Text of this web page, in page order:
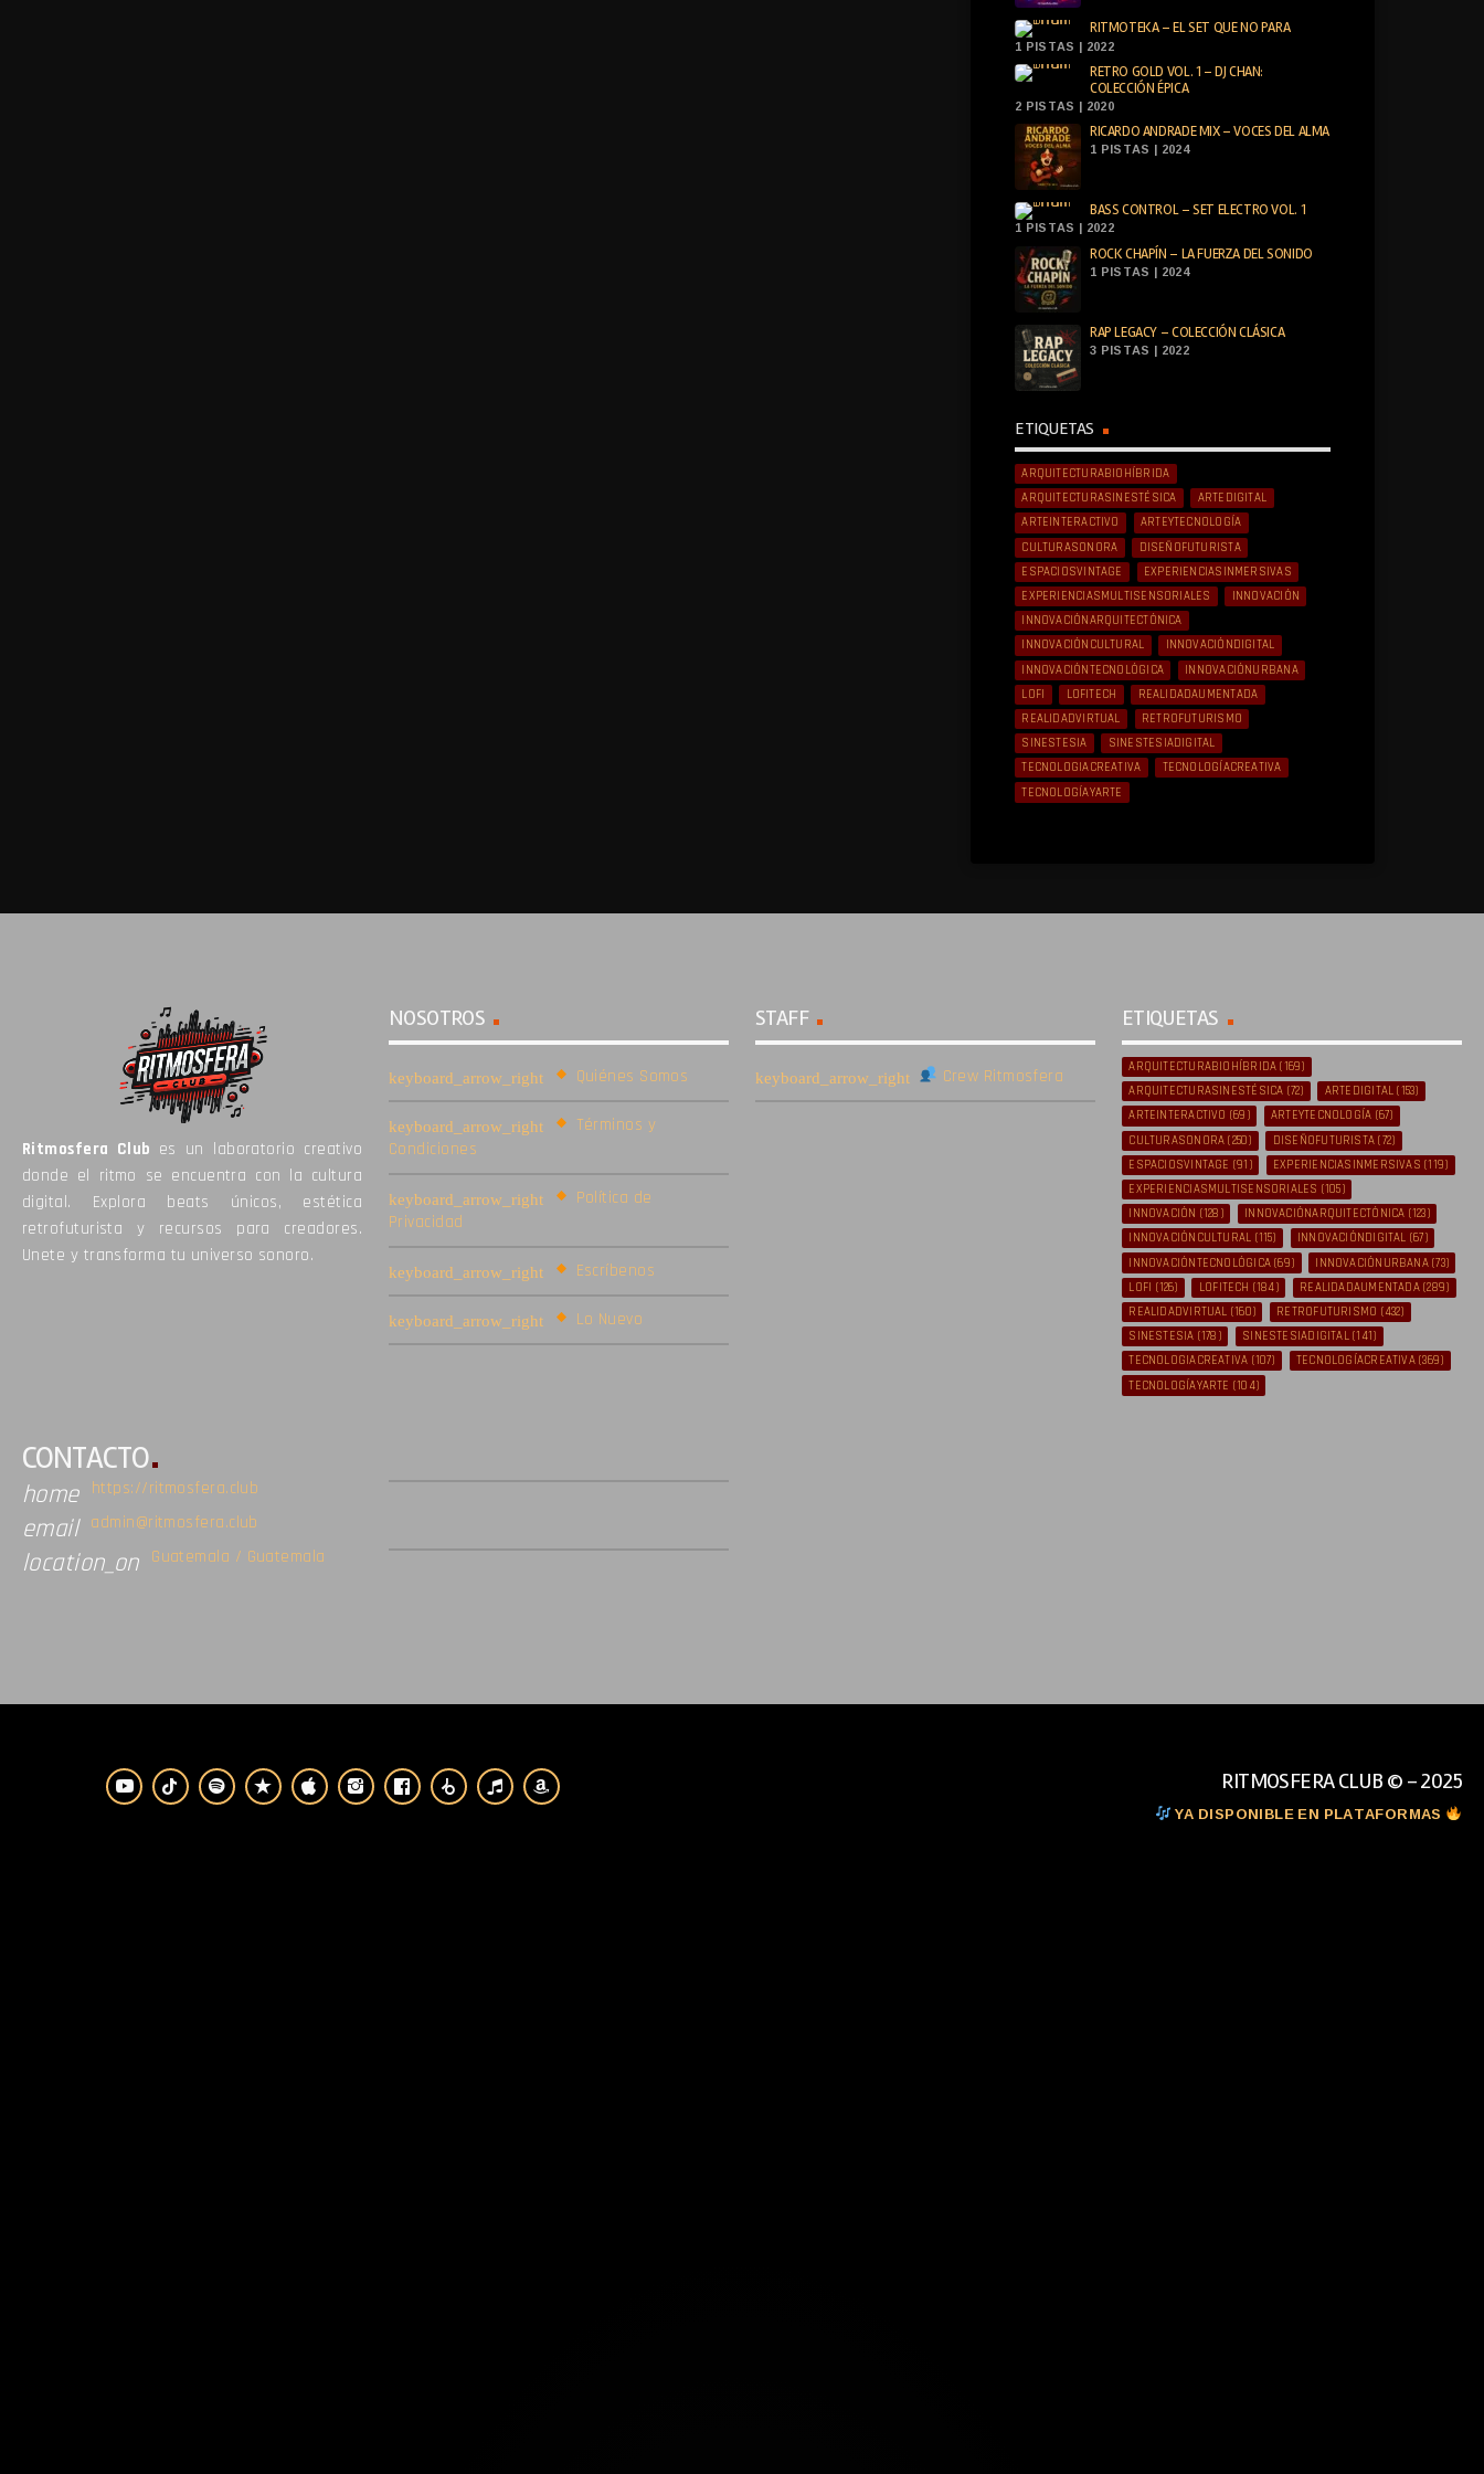
RITMOTEKA – EL SET QUE NO PARA
1 PISTAS | 2022
RETRO GOLD VOL. 1 – DJ CHAN:
COLECCIÓN ÉPICA
2 PISTAS | 2020
RICARDO ANDRADE MIX – VOCES DEL ALMA
1 PISTAS | 2024
BASS CONTROL – SET ELECTRO VOL. 1
1 PISTAS | 2022
ROCK CHAPÍN – LA FUERZA DEL SONIDO
1 PISTAS | 2024
RAP LEGACY – COLECCIÓN CLÁSICA
3 PISTAS | 2022
ETIQUETAS
ARQUITECTURABIOHÍBRIDA
ARQUITECTURASINESTÉSICA
ARTEDIGITAL
ARTEINTERACTIVO
ARTEYTECNOLOGÍA
CULTURASONORA
DISEÑOFUTURISTA
ESPACIOSVINTAGE
EXPERIENCIASINMERSIVAS
EXPERIENCIASMULTISENSORIALES
INNOVACIÓN
INNOVACIÓNARQUITECTÓNICA
INNOVACIÓNCULTURAL
INNOVACIÓNDIGITAL
INNOVACIÓNTECNOLÓGICA
INNOVACIÓNURBANA
LOFI
LOFITECH
REALIDADAUMENTADA
REALIDADVIRTUAL
RETROFUTURISMO
SINESTESIA
SINESTESIADIGITAL
TECNOLOGIACREATIVA
TECNOLOGÍACREATIVA
TECNOLOGÍAYARTE
Ritmosfera Club es un laboratorio creativo
donde el ritmo se encuentra con la cultura
digital. Explora beats únicos, estética
retrofuturista y recursos para creadores.
Unete y transforma tu universo sonoro.
NOSOTROS
Quiénes Somos
Términos y
Condiciones
Política de
Privacidad
Escríbenos
Lo Nuevo
STAFF
Crew Ritmosfera
ETIQUETAS
ARQUITECTURABIOHÍBRIDA (169)
ARQUITECTURASINESTÉSICA (72) ARTEDIGITAL (153)
ARTEINTERACTIVO (69) ARTEYTECNOLOGÍA (67)
CULTURASONORA (250) DISEÑOFUTURISTA (72)
ESPACIOSVINTAGE (91) EXPERIENCIASINMERSIVAS (119)
EXPERIENCIASMULTISENSORIALES (105)
INNOVACIÓN (128) INNOVACIÓNARQUITECTÓNICA (123)
INNOVACIÓNCULTURAL (115) INNOVACIÓNDIGITAL (67)
INNOVACIÓNTECNOLÓGICA (69) INNOVACIÓNURBANA(73)
LOFI (126) LOFITECH (184) REALIDADAUMENTADA(289)
REALIDADVIRTUAL (160) RETROFUTURISMO (432)
SINESTESIA (178) SINESTESIADIGITAL(141)
TECNOLOGIACREATIVA (107) TECNOLOGÍACREATIVA(369)
TECNOLOGÍAYARTE (104)
CONTACTO
home https://ritmosfera.club
email admin@ritmosfera.club
location_on Guatemala / Guatemala
RITMOSFERA CLUB © - 2025
YA DISPONIBLE EN PLATAFORMAS